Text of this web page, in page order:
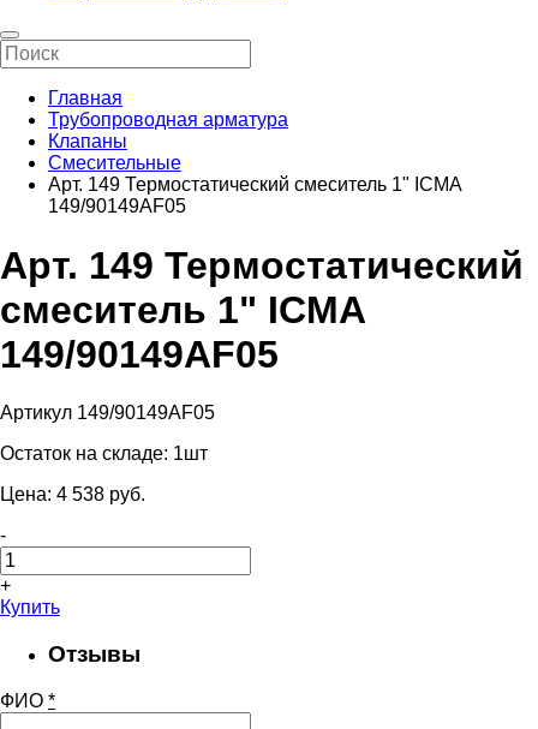
Главная
Трубопроводная арматура
Клапаны
Смесительные
Арт. 149 Термостатический смеситель 1" ICMA
149/90149AF05
Арт. 149 Термостатический
смеситель 1" ICMA
149/90149AF05
Артикул 149/90149AF05
Остаток на складе: 1шт
Цена: 4 538 pуб.
-
+
Купить
Отзывы
ФИО *